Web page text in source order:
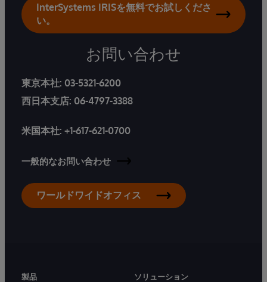
InterSystems IRISを無料でお試しくださ
い。
お問い合わせ
東京本社: 03-5321-6200
西日本支店: 06-4797-3388
米国本社: +1-617-621-0700
一般的なお問い合わせ
ワールドワイドオフィス
製品
ソリューション